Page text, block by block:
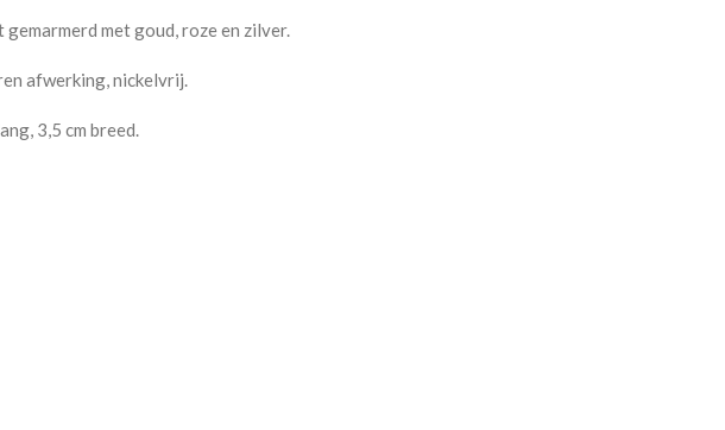
gemarmerd met goud, roze en zilver.
afwerking, nickelvrij.
3,5 cm breed.